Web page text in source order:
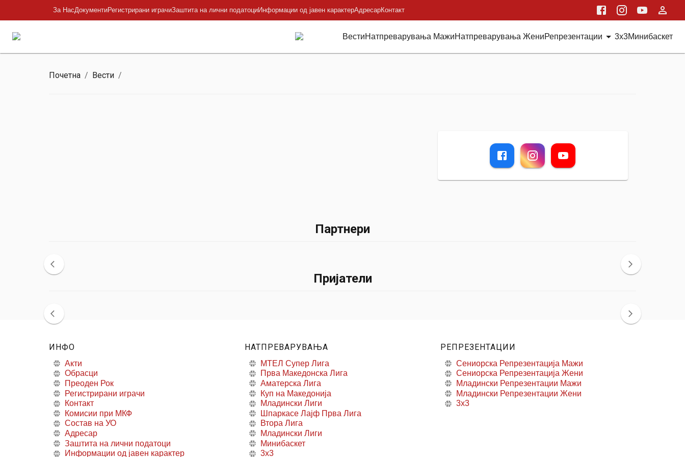
За НасДокументиРегистрирани играчиЗаштита на лични податоциИнформации од јавен карактерАдресарКонтакт
ВестиНатпреварувања МажиНатпреварувања ЖениРепрезентации 3x3Минибаскет
Почетна / Вести /
Партнери
Пријатели
ИНФО
Акти
Обрасци
Преоден Рок
Регистрирани играчи
Контакт
Комисии при МКФ
Состав на УО
Адресар
Заштита на лични податоци
Информации од јавен карактер
НАТПРЕВАРУВАЊА
МТЕЛ Супер Лига
Прва Македонска Лига
Аматерска Лига
Куп на Македонија
Младински Лиги
Шпаркасе Лајф Прва Лига
Втора Лига
Младински Лиги
Минибаскет
3x3
РЕПРЕЗЕНТАЦИИ
Сениорска Репрезентација Мажи
Сениорска Репрезентација Жени
Младински Репрезентации Мажи
Младински Репрезентации Жени
3x3